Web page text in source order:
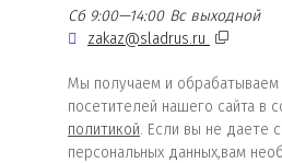
Сб 9:00—14:00 Вс выходной
zakaz@sladrus.ru
Мы получаем и обрабатываем
посетителей нашего сайта в
политикой. Если вы не даете
персональных данных,вам